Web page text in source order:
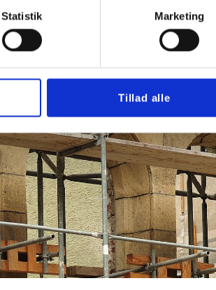
Statistik Marketing
Tillad alle